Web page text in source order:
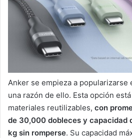
Anker se empieza a popularizarse
una razón de ello. Esta opción
materiales reutilizables, con
de 30,000 dobleces y capacidad
kg sin romperse. Su capacidad